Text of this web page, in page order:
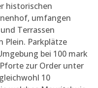
historischen
umfangen
Terrassen
Parkplätze
bei 100 mark
zur Order unter
10